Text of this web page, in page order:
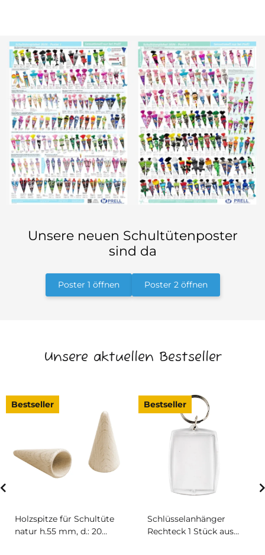
Unsere neuen Schultütenposter
sind da
Poster 1 öffnen Poster 2 öffnen
Unsere aktuellen Bestseller
Bestseller
Holzspitze für Schultüte
natur h.55 mm, d.: 20
Bestseller
Schlüsselanhänger
Rechteck 1 Stück aus